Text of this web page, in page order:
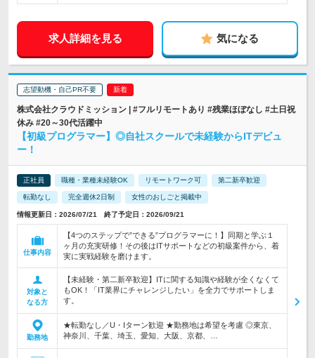
求人詳細を見る 気になる
志望動機・自己PR不要
株式会社クラウドミッション | #フルリモートあり #残業ほぼなし #土日祝
休み #20～30代活躍中
【初級プログラマー】◎自社スクールで未経験からITデビュ
ー！
正社員 職種・業種未経験OK リモートワーク可 第二新卒歓迎
転勤なし 完全週休2日制 女性のおしごと掲載中
情報更新日：2026/07/21 終了予定日：2026/09/21
仕事内容
【4つのステップで”できる”プログラマーに！】同期と学ぶ１
ヶ月の充実研修！その後はITサポートなどの初級案件から、着
実に実戦経験を磨けます。
対象と
なる方
【未経験・第二新卒歓迎】ITに関する知識や経験が全くなくて
もOK！「IT業界にチャレンジしたい」を全力でサポートしま
す。
勤務地
★転勤なし／U・Iターン歓迎 ★勤務地は希望を考慮 ◎東京、
神奈川、千葉、埼玉、愛知、大阪、京都、…